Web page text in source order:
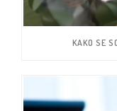
KAKO SE